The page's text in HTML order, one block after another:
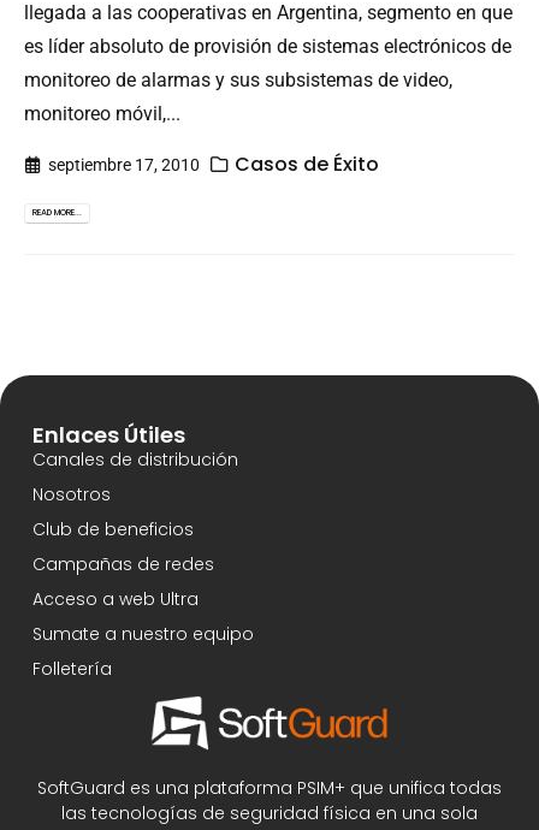
llegada a las cooperativas en Argentina, segmento en que
es líder absoluto de provisión de sistemas electrónicos de
monitoreo de alarmas y sus subsistemas de video,
monitoreo móvil,...
septiembre 17, 2010 Casos de Éxito
READ MORE...
SoftGuard es una plataforma PSIM+ que unifica todas
las tecnologías de seguridad física en una sola
Enlaces Útiles
Canales de distribución
Nosotros
Club de beneficios
Campañas de redes
Acceso a web Ultra
Sumate a nuestro equipo
Folletería